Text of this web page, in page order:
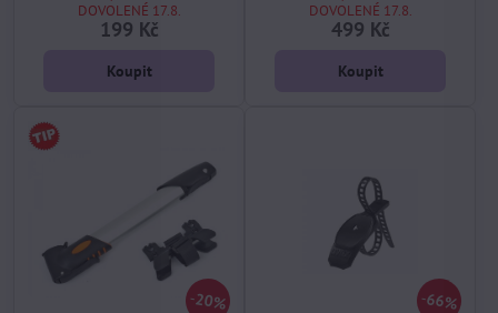
DOVOLENÉ 17.8.
199 Kč
Koupit
DOVOLENÉ 17.8.
499 Kč
Koupit
20% 66%